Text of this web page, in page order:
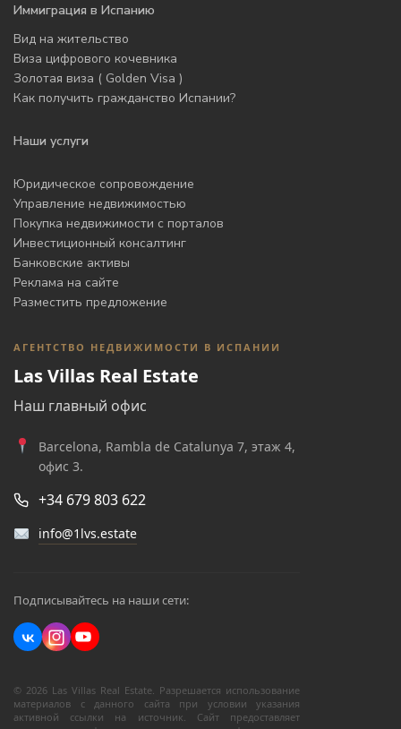
Иммиграция в Испанию
Вид на жительство
Виза цифрового кочевника
Золотая виза ( Golden Visa )
Как получить гражданство Испании?
Наши услуги
Юридическое сопровождение
Управление недвижимостью
Покупка недвижимости с порталов
Инвестиционный консалтинг
Банковские активы
Реклама на сайте
Разместить предложение
АГЕНТСТВО НЕДВИЖИМОСТИ В ИСПАНИИ
Las Villas Real Estate
Наш главный офис
Barcelona, Rambla de Catalunya 7, этаж 4,
офис 3.
+34 679 803 622
info@1lvs.estate
Подписывайтесь на наши сети:
© 2026 Las Villas Real Estate. Разрешается использование
материалов с данного сайта при условии указания
активной ссылки на источник. Сайт предоставляет